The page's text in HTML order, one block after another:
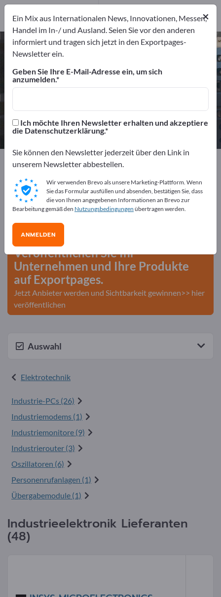
Industrieelektronik – Hersteller
Anbieter Hersteller
5 1
Distributoren5
Dienstleister1
Exportpages Elektrotechnik
Kostenlos inserieren auf
Exportpages!
Geschäftskontakte>> hier starten
Veröffentlichen Sie Ihr
Unternehmen und Ihre Produkte
auf Exportpages.
Jetzt Anbieter werden und Sichtbarkeit gewinnen>> hier
veröffentlichen
Auswahl
Elektrotechnik
Industrie-PCs (26)
Industriemodems (1)
Industriemonitore (9)
Industrierouter (3)
Oszillatoren (6)
Personenrufanlagen (1)
Übergabemodule (1)
Industrieelektronik Lieferanten
(48)
×
Ein Mix aus Internationalen News, Innovationen, Messen,
Handel im In-/ und Ausland. Seien Sie vor den anderen
informiert und tragen sich jetzt in den Exportpages-
Newsletter ein.
Geben Sie Ihre E-Mail-Adresse ein, um sich
anzumelden.
Ich möchte Ihren Newsletter erhalten und akzeptiere
die Datenschutzerklärung.
Sie können den Newsletter jederzeit über den Link in
unserem Newsletter abbestellen.
Wir verwenden Brevo als unsere Marketing-Plattform. Wenn
Sie das Formular ausfüllen und absenden, bestätigen Sie, dass
die von Ihnen angegebenen Informationen an Brevo zur
Bearbeitung gemäß den Nutzungsbedingungen übertragen werden.
ANMELDEN